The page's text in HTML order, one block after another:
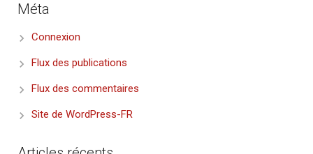
Méta
Connexion
Flux des publications
Flux des commentaires
Site de WordPress-FR